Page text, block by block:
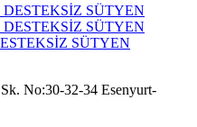
SÜTYEN
No:30-32-34 Esenyurt-